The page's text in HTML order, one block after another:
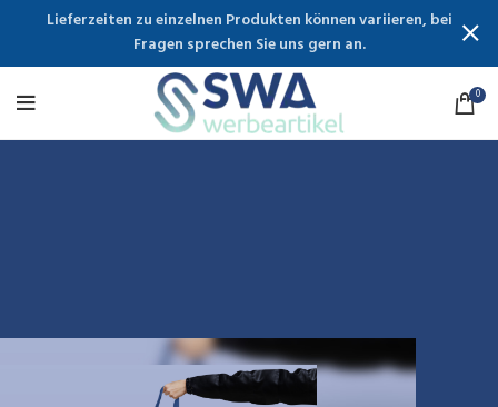
0
Lieferzeiten zu einzelnen Produkten können variieren, bei
Fragen sprechen Sie uns gern an.